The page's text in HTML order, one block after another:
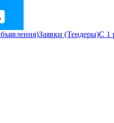
Заявки (Тендеры)С 1